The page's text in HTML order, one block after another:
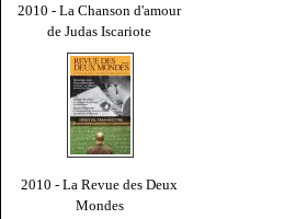
2010 - La Chanson d'amour
de Judas Iscariote
2010 - La Revue des Deux
Mondes